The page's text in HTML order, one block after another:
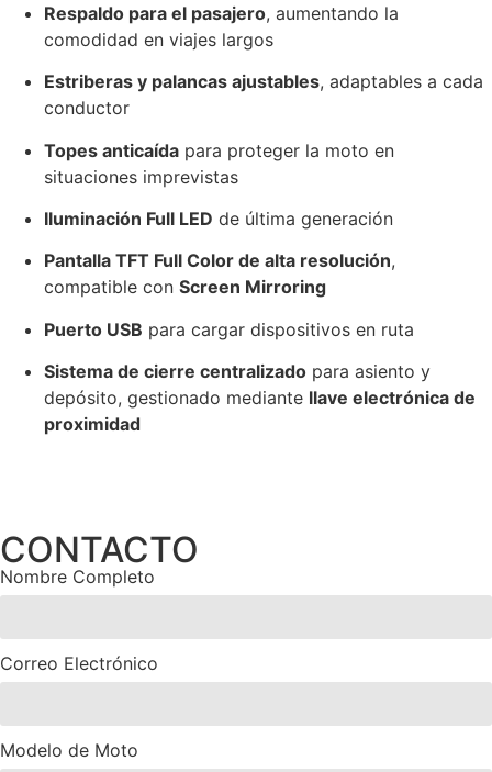
Respaldo para el pasajero, aumentando la
comodidad en viajes largos
Estriberas y palancas ajustables, adaptables a cada
conductor
Topes anticaída para proteger la moto en
situaciones imprevistas
Iluminación Full LED de última generación
Pantalla TFT Full Color de alta resolución,
compatible con Screen Mirroring
Puerto USB para cargar dispositivos en ruta
Sistema de cierre centralizado para asiento y
depósito, gestionado mediante llave electrónica de
proximidad
CONTACTO
Nombre Completo
Correo Electrónico
Modelo de Moto